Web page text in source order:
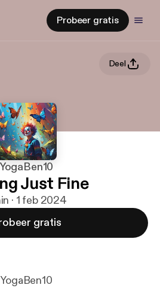
Probeer gratis
Deel
YogaBen10
Just Fine
· 1 feb 2024
gratis